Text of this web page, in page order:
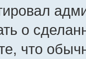
о
что